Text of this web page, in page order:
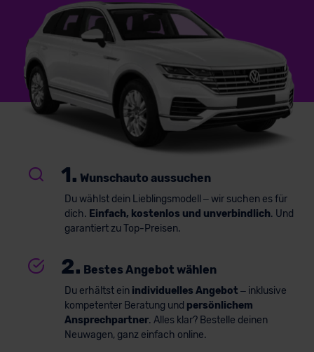
1. Wunschauto aussuchen
Du wählst dein Lieblingsmodell – wir suchen es für
dich. Einfach, kostenlos und unverbindlich. Und
garantiert zu Top-Preisen.
2. Bestes Angebot wählen
Du erhältst ein individuelles Angebot – inklusive
kompetenter Beratung und persönlichem
Ansprechpartner. Alles klar? Bestelle deinen
Neuwagen, ganz einfach online.